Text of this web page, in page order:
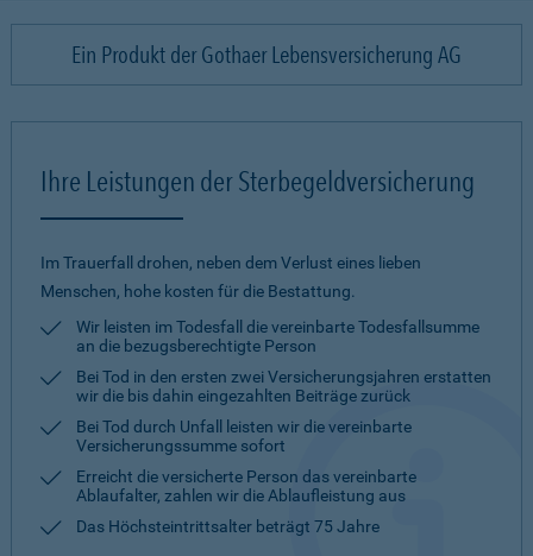
Ein Produkt der Gothaer Lebensversicherung AG
Ihre Leistungen der Sterbegeldversicherung
Im Trauerfall drohen, neben dem Verlust eines lieben
Menschen, hohe kosten für die Bestattung.
Wir leisten im Todesfall die vereinbarte Todesfallsumme
an die bezugsberechtigte Person
Bei Tod in den ersten zwei Versicherungsjahren erstatten
wir die bis dahin eingezahlten Beiträge zurück
Bei Tod durch Unfall leisten wir die vereinbarte
Versicherungssumme sofort
Erreicht die versicherte Person das vereinbarte
Ablaufalter, zahlen wir die Ablaufleistung aus
Das Höchsteintrittsalter beträgt 75 Jahre